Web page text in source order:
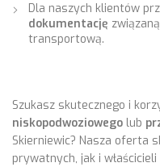
Dla naszych klientów
dokumentację
transportową.
Szukasz skutecznego i
niskopodwoziowego lub
Skierniewic? Nasza oferta
prywatnych, jak i